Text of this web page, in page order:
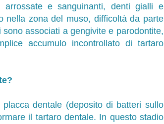
e sanguinanti, denti gialli e
nella zona del muso, difficoltà da parte
associati a gengivite e parodontite,
accumulo incontrollato di tartaro
dentale (deposito di batteri sullo
il tartaro dentale. In questo stadio